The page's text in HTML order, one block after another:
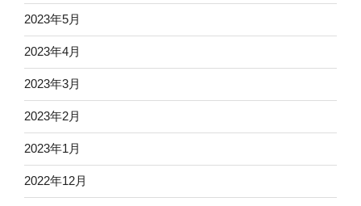
2023年5月
2023年4月
2023年3月
2023年2月
2023年1月
2022年12月